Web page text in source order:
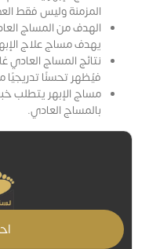
المزمنة وليس فقط
الهدف من المساج
يهدف مساج علاج
نتائج المساج العادي
فيُظهر تحسنًا تدريجيًا
مساج الإبهر يتطلب
بالمساج العادي.